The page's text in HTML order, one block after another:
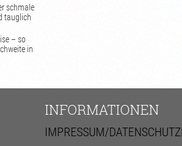
schmale
tauglich
– so
in
INFORMATIONEN
IMPRESSUM/